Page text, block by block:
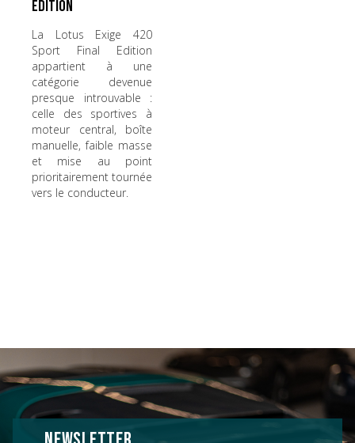
Edition
La Lotus Exige 420
Sport Final Edition
appartient à une
catégorie devenue
presque introuvable :
celle des sportives à
moteur central, boîte
manuelle, faible masse
et mise au point
prioritairement tournée
vers le conducteur.